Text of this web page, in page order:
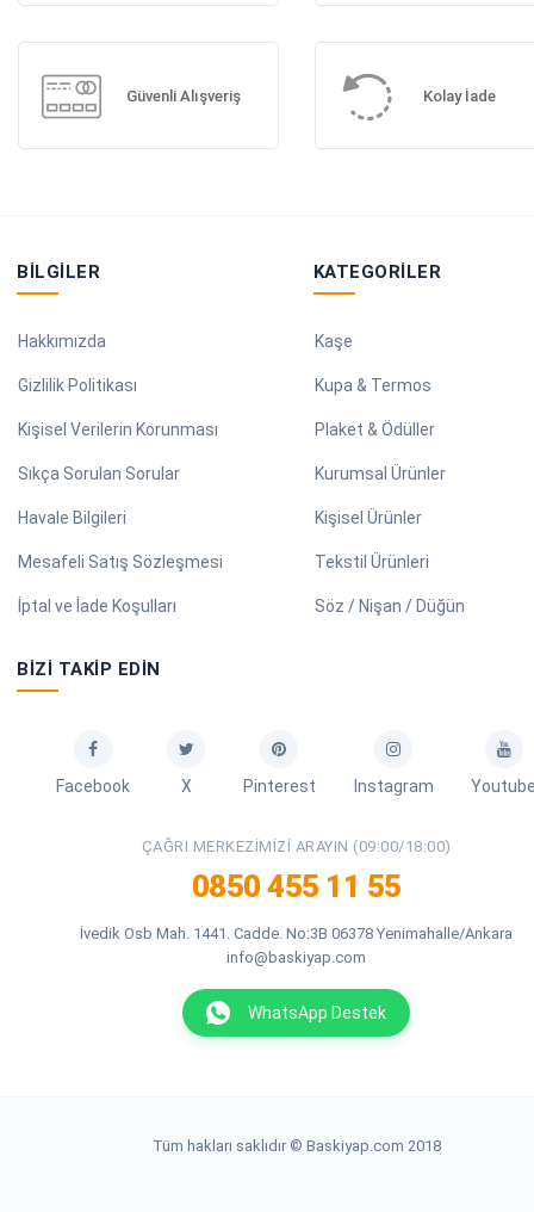
Güvenli Alışveriş Kolay İade
BILGILER
Hakkımızda
Gizlilik Politikası
Kişisel Verilerin Korunması
Sıkça Sorulan Sorular
Havale Bilgileri
Mesafeli Satış Sözleşmesi
İptal ve İade Koşulları
KATEGORILER
Kaşe
Kupa & Termos
Plaket & Ödüller
Kurumsal Ürünler
Kişisel Ürünler
Tekstil Ürünleri
Söz / Nişan / Düğün
BIZI TAKIP EDIN
Facebook X Pinterest Instagram
ÇAĞRI MERKEZIMIZI ARAYIN (09:00/18:00)
0850 455 11 55
İvedik Osb Mah. 1441. Cadde. No:3B 06378 Yenimahalle/Ankara
info@baskiyap.com
WhatsApp Destek
Tüm hakları saklıdır © Baskiyap.com 2018